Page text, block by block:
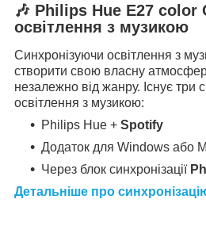
🎶 Philips Hue E27 color
освітлення з музикою
Синхронізуючи освітлення з
створити свою власну
незалежно від жанру. Існує три
освітлення з музикою:
Philips Hue + Spotify
Додаток для Windows або
Через блок синхронізації
Детальніше про